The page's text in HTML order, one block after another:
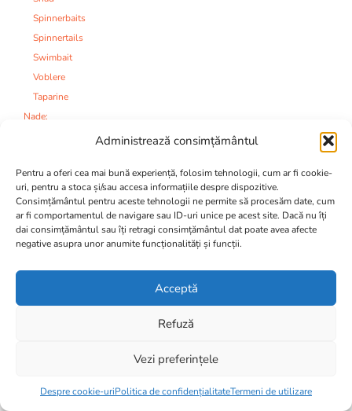
Administrează consimțământul
Pentru a oferi cea mai bună experiență, folosim tehnologii, cum ar fi cookie-
uri, pentru a stoca și/sau accesa informațiile despre dispozitive.
Consimțământul pentru aceste tehnologii ne permite să procesăm date, cum
ar fi comportamentul de navigare sau ID-uri unice pe acest site. Dacă nu îți
dai consimțământul sau îți retragi consimțământul dat poate avea afecte
negative asupra unor anumite funcționalități și funcții.
Acceptă
Refuză
Vezi preferințele
Despre cookie-uriPolitica de confidențialitateTermeni de utilizare
Spinnerbaits
Spinnertails
Swimbait
Voblere
Taparine
Nade:
Aditivi si Arome
Boillies Pop-Up
Dipuri
Ingrediente boillies
Mixuri seminte
Nade
Bastoane de nadire
0 items -0,00lei